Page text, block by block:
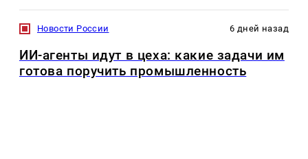
Новости России 6 дней назад
ИИ-агенты идут в цеха: какие задачи им
готова поручить промышленность